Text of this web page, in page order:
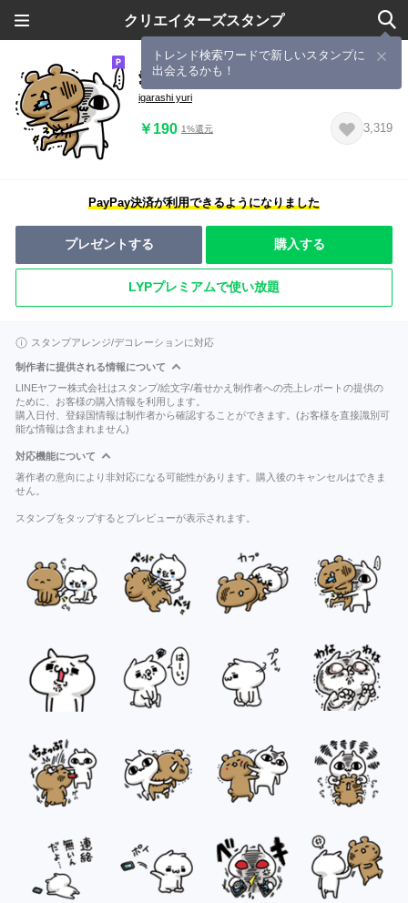
クリエイターズスタンプ
トレンド検索ワードで新しいスタンプに
出会えるかも！
愛しすぎて大好きすぎる。逆襲。
igarashi yuri
￥190 1%還元 3,319
PayPay決済が利用できるようになりました
プレゼントする 購入する
LYPプレミアムで使い放題
スタンプアレンジ/デコレーションに対応
制作者に提供される情報について
LINEヤフー株式会社はスタンプ/絵文字/着せかえ制作者への売上レポートの提供の
ために、お客様の購入情報を利用します。
購入日付、登録国情報は制作者から確認することができます。(お客様を直接識別可
能な情報は含まれません)
対応機能について
著作者の意向により非対応になる可能性があります。購入後のキャンセルはできま
せん。
スタンプをタップするとプレビューが表示されます。